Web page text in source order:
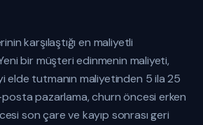
karşılaştığı en maliyetli
bir müşteri edinmenin maliyeti,
elde tutmanın maliyetinden 5 ila 25
posta pazarlama, churn öncesi erken
son çare ve kayıp sonrası geri